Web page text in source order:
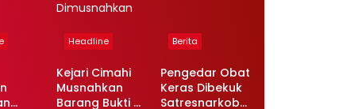
Headline
Kejari Cimahi
Musnahkan
Barang Bukti 41
Berita
Pengedar Obat
Keras Dibekuk
Satresnarkoba